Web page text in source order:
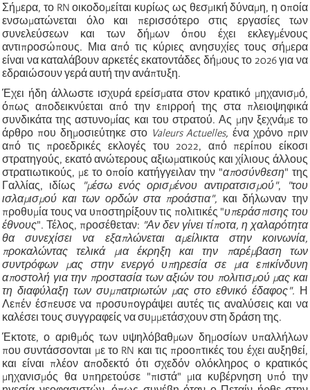
Σήμερα, το RN οικοδομείται κυρίως ως θεσμική δύναμη, η οποία
ενσωματώνεται όλο και περισσότερο στις εργασίες των
συνελεύσεων και των δήμων όπου έχει εκλεγμένους
αντιπροσώπους. Μια από τις κύριες ανησυχίες τους σήμερα
είναι να καταλάβουν αρκετές εκατοντάδες δήμους το 2026 για να
εδραιώσουν γερά αυτή την ανάπτυξη.
Έχει ήδη άλλωστε ισχυρά ερείσματα στον κρατικό μηχανισμό,
όπως αποδεικνύεται από την επιρροή της στα πλειοψηφικά
συνδικάτα της αστυνομίας και του στρατού. Ας μην ξεχνάμε το
άρθρο που δημοσιεύτηκε στο Valeurs Actuelles,ένα χρόνο πριν
από τις προεδρικές εκλογές του 2022, από περίπου είκοσι
στρατηγούς, εκατό ανώτερους αξιωματικούς και χίλιους άλλους
στρατιωτικούς, με το οποίο κατήγγειλαν την "αποσύνθεση" της
Γαλλίας, ιδίως
"μέσω ενός ορισμένου αντιρατσισμού",
"του
ισλαμισμού και των ορδών στα προάστια", και δήλωναν την
προθυμία τους να υποστηρίξουν τις πολιτικές "υπεράσπισης του
έθνους". Τέλος, προσέθεταν: "Αν δεν γίνει τίποτα, η χαλαρότητα
θα συνεχίσει να εξαπλώνεται αμείλικτα στην κοινωνία,
προκαλώντας τελικά μια έκρηξη και την παρέμβαση των
συντρόφων μας στην ενεργό υπηρεσία σε μια επικίνδυνη
αποστολή για την προστασία των αξιών του πολιτισμού μας και
τη διαφύλαξη των συμπατριωτών μας στο εθνικό έδαφος". Η
Λεπέν έσπευσε να προσυπογράψει αυτές τις αναλύσεις και να
καλέσει τους συγγραφείς να συμμετάσχουν στη δράση της.
Έκτοτε, ο αριθμός των υψηλόβαθμων δημοσίων υπαλλήλων
που συντάσσονται με το RN και τις προοπτικές του έχει αυξηθεί,
και είναι πλέον αποδεκτό ότι σχεδόν ολόκληρος ο κρατικός
μηχανισμός θα υπηρετούσε "πιστά" μια κυβέρνηση υπό την